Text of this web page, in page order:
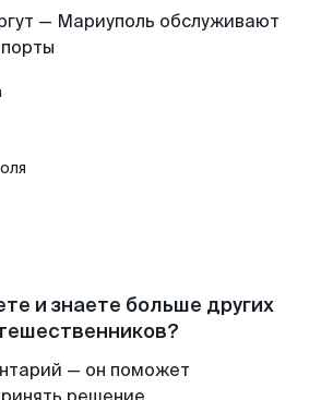
— Мариуполь обслуживают
и знаете больше других
— он поможет